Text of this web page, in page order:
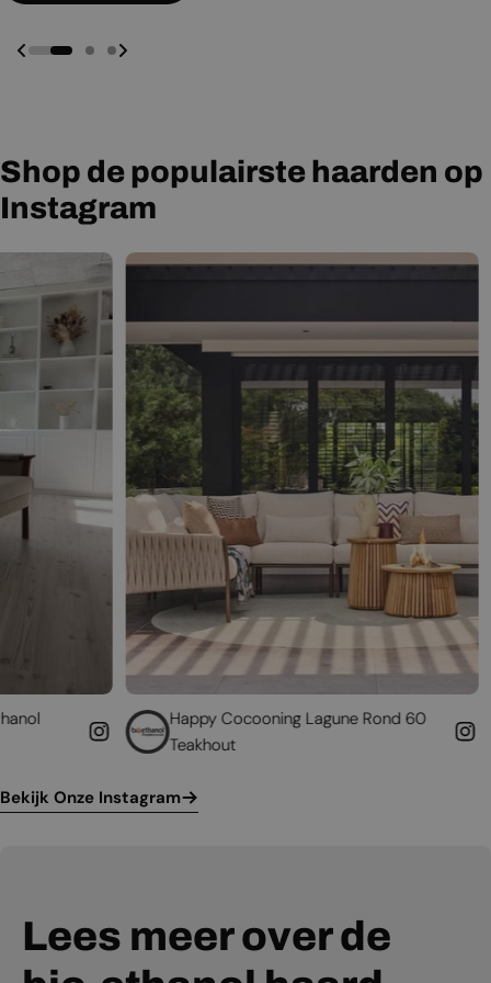
Shop de populairste haarden op
Instagram
Happy Cocooning Lagune Rond 60
Teakhout
Geef uw
Bekijk Onze Instagram
Lees meer over de